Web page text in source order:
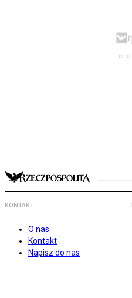
KONTAKT
O nas
Kontakt
Napisz do nas